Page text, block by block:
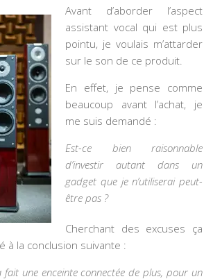
Avant d’aborder l’aspect
assistant vocal qui est plus
pointu, je voulais m’attarder
sur le son de ce produit.
En effet, je pense comme
beaucoup avant l’achat, je
me suis demandé :
Est-ce bien raisonnable
d’investir autant dans un
gadget que je n’utiliserai peut-
être pas ?
Cherchant des excuses ça
à la conclusion suivante :
fait une enceinte connectée de plus, pour un